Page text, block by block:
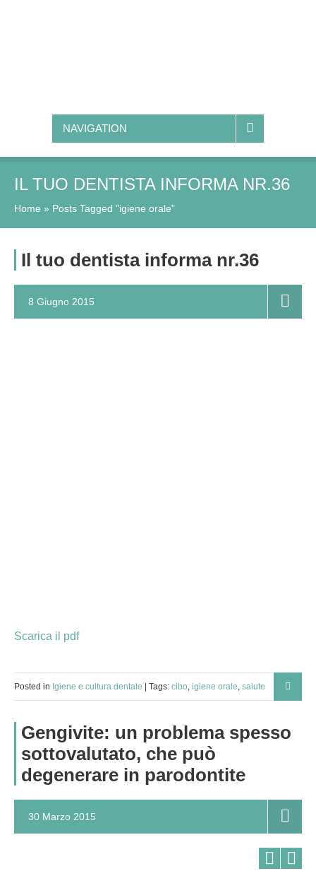
NAVIGATION
IL TUO DENTISTA INFORMA NR.36
Home » Posts Tagged "igiene orale"
Il tuo dentista informa nr.36
8 Giugno 2015
Scarica il pdf
Posted in Igiene e cultura dentale | Tags: cibo, igiene orale, salute
Gengivite: un problema spesso
sottovalutato, che può
degenerare in parodontite
30 Marzo 2015